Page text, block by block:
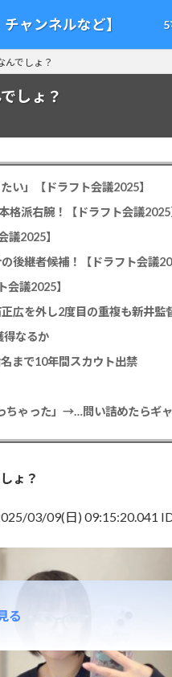
ャンネルなど】
んでしょ？
しょ？
い」【ドラフト会議2025】
格派右腕！【ドラフト会議2025
議2025】
後継者候補！【ドラフト会議
会議2025】
得なるか
まで10年間スカウト出禁
ょ？
03/09(日) 09:15:20.041
る